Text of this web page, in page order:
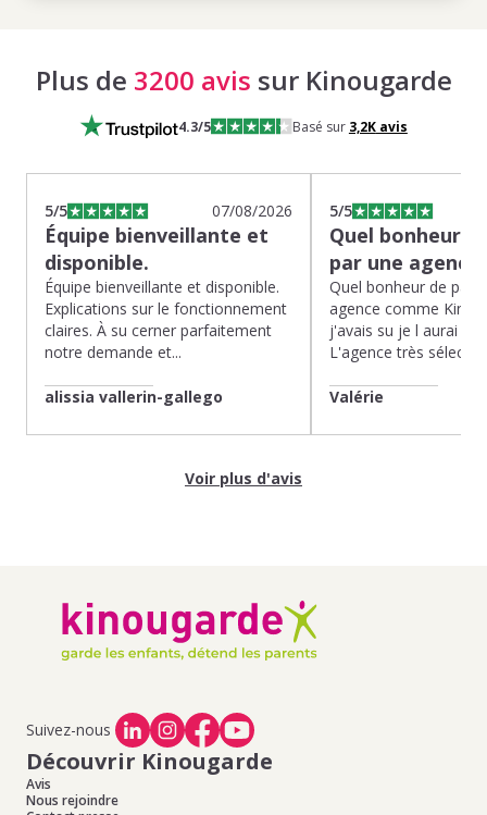
Plus de 3200 avis sur Kinougarde
4.3/5 Basé sur 3,2Kavis
5/5 07/08/2026
Équipe bienveillante et
disponible.
Équipe bienveillante et disponible.
Explications sur le fonctionnement
claires. À su cerner parfaitement
notre demande et...
alissia vallerin-gallego
5/5
Quel bonheur
par une
Quel bonheur de
agence comme
j'avais su je l aurai
L'agence très
Valérie
Voir plus d'avis
Suivez-nous
Découvrir Kinougarde
Avis
Nous rejoindre